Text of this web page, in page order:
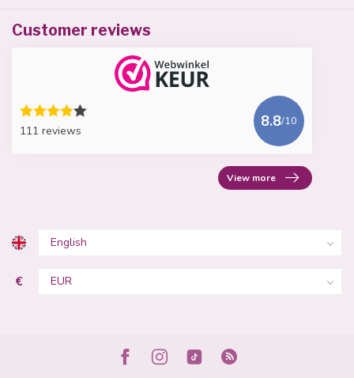
Customer reviews
111 reviews
8.8/10
View more
€